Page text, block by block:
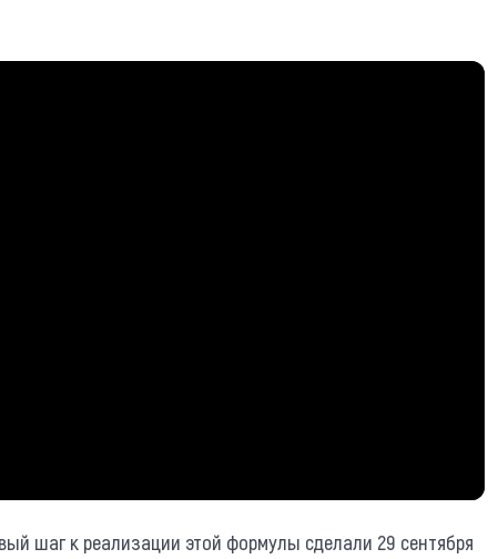
шаг к реализации этой формулы сделали 29 сентября